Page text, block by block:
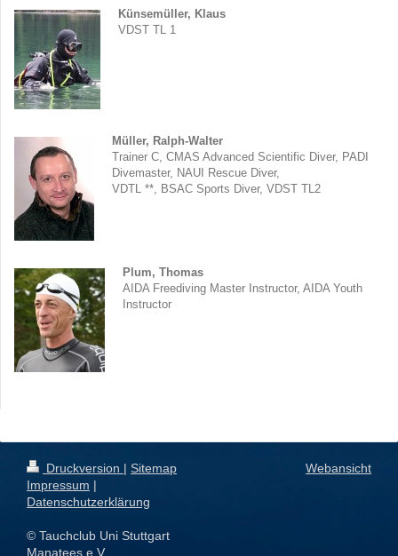
Künsemüller, Klaus
VDST TL 1
Müller, Ralph-Walter
Trainer C, CMAS Advanced Scientific Diver, PADI
Divemaster, NAUI Rescue Diver,
VDTL **, BSAC Sports Diver, VDST TL2
Plum, Thomas
AIDA Freediving Master Instructor, AIDA Youth
Instructor
Druckversion | Sitemap
Impressum |
Datenschutzerklärung
© Tauchclub Uni Stuttgart
Manatees e.V.
Webansicht